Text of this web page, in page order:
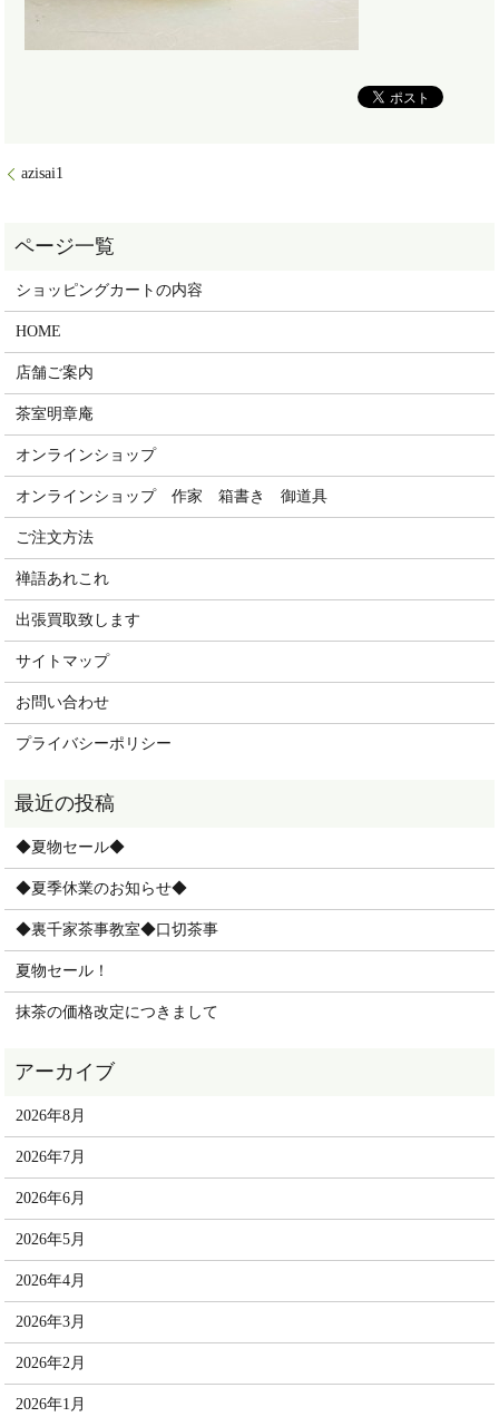
azisai1
ショッピングカートの内容
HOME
店舗ご案内
茶室明章庵
オンラインショップ
オンラインショップ 作家 箱書き 御道具
ご注文方法
禅語あれこれ
出張買取致します
サイトマップ
お問い合わせ
プライバシーポリシー
◆夏物セール◆
◆夏季休業のお知らせ◆
◆裏千家茶事教室◆口切茶事
夏物セール！
抹茶の価格改定につきまして
2026年8月
2026年7月
2026年6月
2026年5月
2026年4月
2026年3月
2026年2月
2026年1月